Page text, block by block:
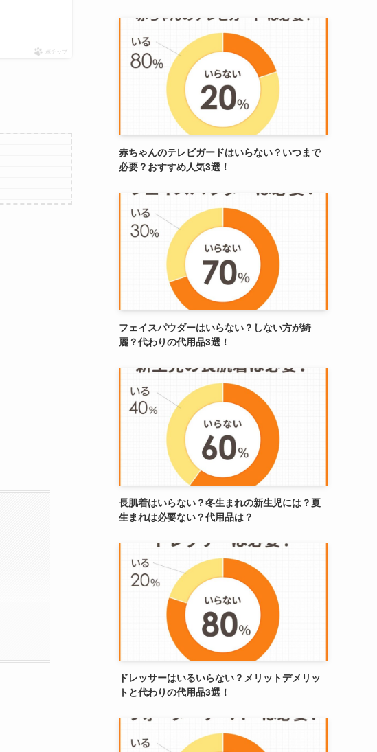
ポチップ
赤ちゃんのテレビガードはいらない？いつまで
必要？おすすめ人気3選！
フェイスパウダーはいらない？しない方が綺
麗？代わりの代用品3選！
長肌着はいらない？冬生まれの新生児には？夏
生まれは必要ない？代用品は？
ドレッサーはいるいらない？メリットデメリッ
トと代わりの代用品3選！